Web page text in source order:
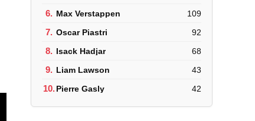
6. Max Verstappen 109
7. Oscar Piastri 92
8. Isack Hadjar 68
9. Liam Lawson 43
10.Pierre Gasly 42